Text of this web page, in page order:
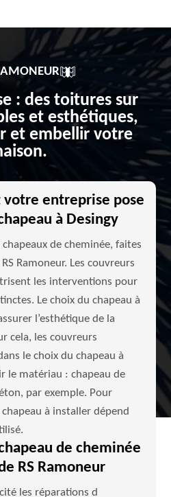
: des toitures sur
et esthétiques,
et embellir votre
votre entreprise pose
à Desingy
de cheminée, faites
Ramoneur. Les couvreurs
les interventions pour
Le choix du chapeau à
l’esthétique de la
cela, les couvreurs
le choix du chapeau à
le matériau : chapeau de
par exemple. Pour
chapeau à installer dépend
de cheminée
RS Ramoneur
les réparations d